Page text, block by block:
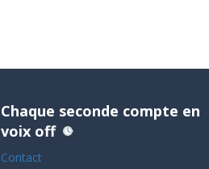
Chaque seconde compte en
voix off
Contact